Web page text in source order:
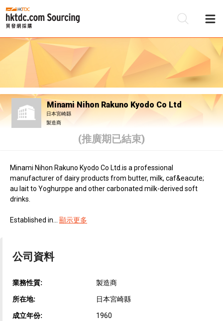
Minami Nihon Rakuno Kyodo Co Ltd
日本宮崎縣
製造商
(推廣期已結束)
Minami Nihon Rakuno Kyodo Co Ltd.is a professional
manufacturer of dairy products from butter, milk, caf&eacute;
au lait to Yoghurppe and other carbonated milk-derived soft
drinks.
Established in... 顯示更多
公司資料
業務性質: 製造商
所在地: 日本宮崎縣
成立年份: 1960